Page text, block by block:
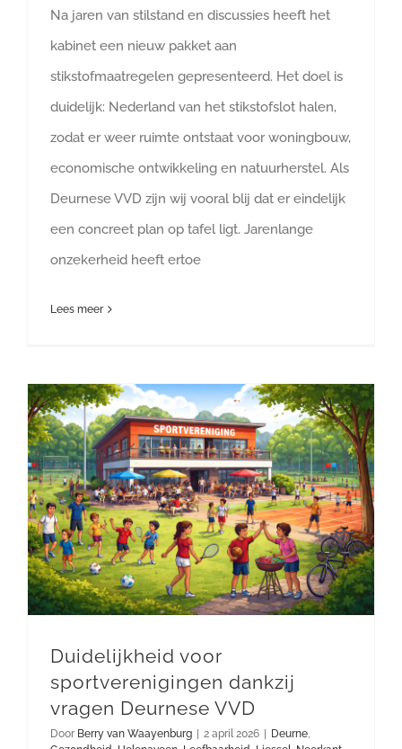
Na jaren van stilstand en discussies heeft het
kabinet een nieuw pakket aan
stikstofmaatregelen gepresenteerd. Het doel is
duidelijk: Nederland van het stikstofslot halen,
zodat er weer ruimte ontstaat voor woningbouw,
economische ontwikkeling en natuurherstel. Als
Deurnese VVD zijn wij vooral blij dat er eindelijk
een concreet plan op tafel ligt. Jarenlange
onzekerheid heeft ertoe
Lees meer
Duidelijkheid voor
sportverenigingen dankzij
vragen Deurnese VVD
Door Berry van Waayenburg 2 april 2026 Deurne,